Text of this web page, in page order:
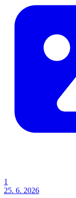
1
25. 6. 2026